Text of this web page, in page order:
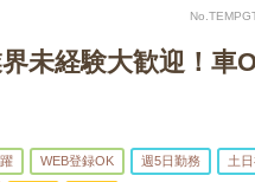
未経験大歓迎！車
WEB登録OK 週5日勤務 土